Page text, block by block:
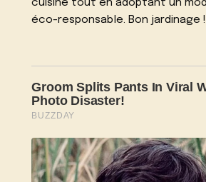
cuisine tout en adoptant un
éco-responsable. Bon jardinage !